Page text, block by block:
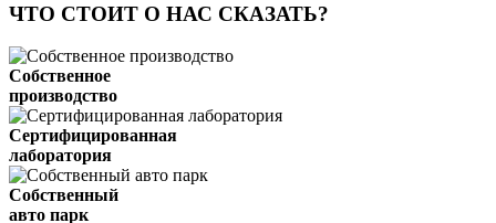
ЧТО СТОИТ О НАС СКАЗАТЬ?
Собственное
производство
Сертифицированная
лаборатория
Собственный
авто парк